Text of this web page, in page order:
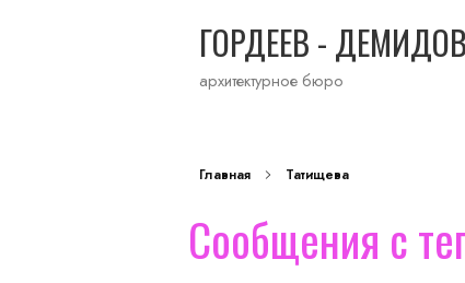
ГОРДЕЕВ - ДЕМИДОВ
архитектурное бюро
Главная Татищева
Сообщения с